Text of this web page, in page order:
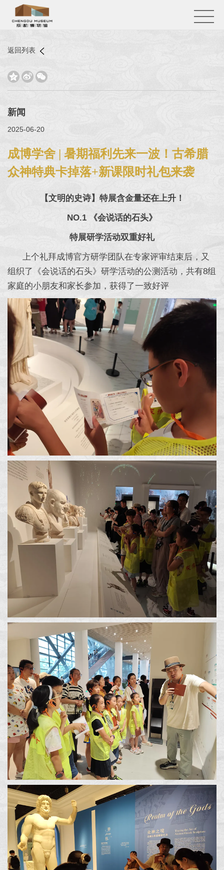
返回列表
  
新闻
2025-06-20
成博学舍 | 暑期福利先来一波！古希腊
众神特典卡掉落+新课限时礼包来袭
【文明的史诗】特展含金量还在上升！
NO.1 《会说话的石头》
特展研学活动双重好礼
上个礼拜成博官方研学团队在专家评审结束后，又
组织了《会说话的石头》研学活动的公测活动，共有8组
家庭的小朋友和家长参加，获得了一致好评